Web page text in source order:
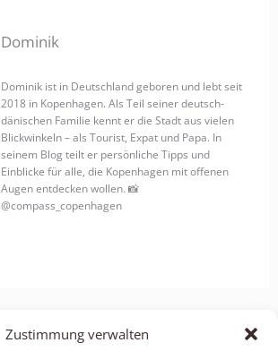
Zustimmung verwalten
Dominik
Dominik ist in Deutschland geboren und lebt seit
2018 in Kopenhagen. Als Teil seiner deutsch-
dänischen Familie kennt er die Stadt aus vielen
Blickwinkeln – als Tourist, Expat und Papa. In
seinem Blog teilt er persönliche Tipps und
Einblicke für alle, die Kopenhagen mit offenen
Augen entdecken wollen. 📸
@compass_copenhagen